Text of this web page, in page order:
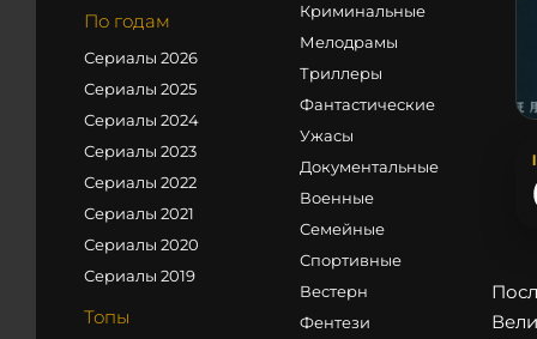
По годам
Сериалы 2026
Сериалы 2025
Сериалы 2024
Сериалы 2023
Сериалы 2022
Сериалы 2021
Сериалы 2020
Сериалы 2019
Топы
Криминальные
Мелодрамы
Триллеры
Фантастические
Ужасы
Документальные
Военные
Семейные
Спортивные
Вестерн
Фентези